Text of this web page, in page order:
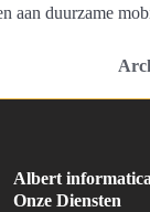
aan duurzame
Albert informatica
Onze Diensten